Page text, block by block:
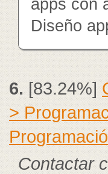
apps con
Diseño
6.[83.24%]
>
Contactar